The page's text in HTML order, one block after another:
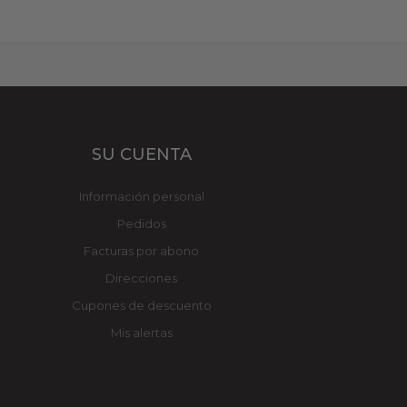
SU CUENTA
Información personal
Pedidos
Facturas por abono
Direcciones
Cupones de descuento
Mis alertas